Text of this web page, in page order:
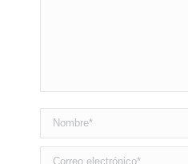
Nombre *
Correo electrónico *